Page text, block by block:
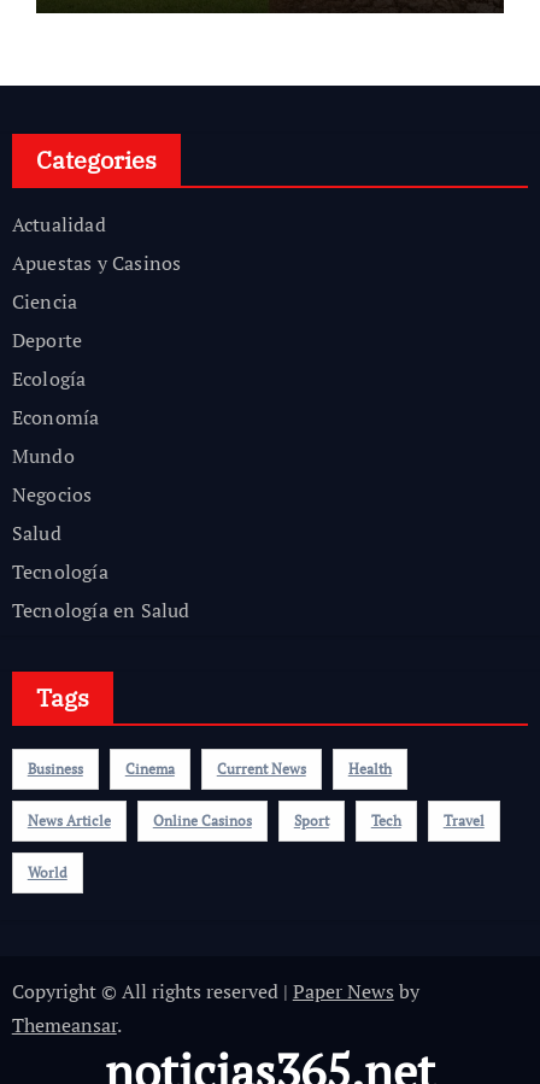
Categories
Actualidad
Apuestas y Casinos
Ciencia
Deporte
Ecología
Economía
Mundo
Negocios
Salud
Tecnología
Tecnología en Salud
Tags
Business Cinema Current News Health
News Article Online Casinos Sport Tech Travel
World
Copyright © All rights reserved | Paper News by
Themeansar.
noticias365.net